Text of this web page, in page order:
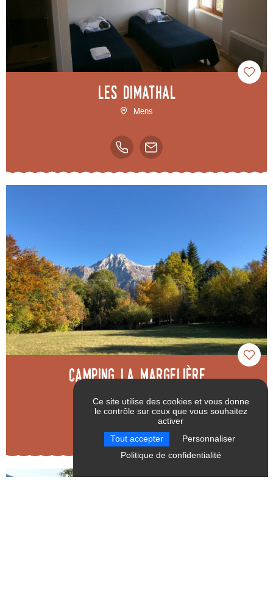
Les Dimathal
Mens
Camping la Margelière
FILTRES
Ce site utilise des cookies et vous donne
le contrôle sur ceux que vous souhaitez
activer
Tout accepter Personnaliser
Politique de confidentialité